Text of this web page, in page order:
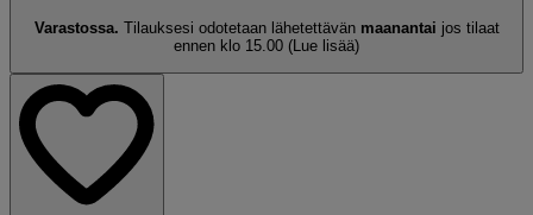
Varastossa. Tilauksesi odotetaan lähetettävän maanantai jos tilaat
ennen klo 15.00 (Lue lisää)